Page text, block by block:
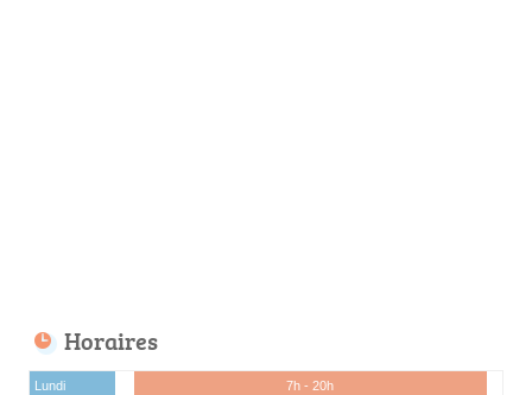
Horaires
Lundi
7h - 20h